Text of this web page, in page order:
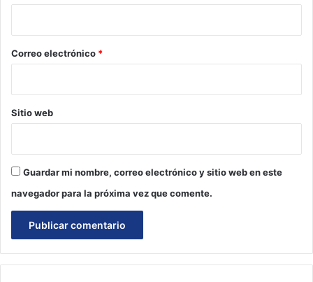
*
Correo electrónico *
Sitio web
Guardar mi nombre, correo electrónico y sitio web en este
navegador para la próxima vez que comente.